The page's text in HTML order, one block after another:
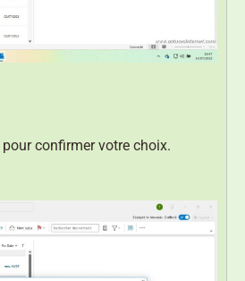
pour confirmer votre choix.